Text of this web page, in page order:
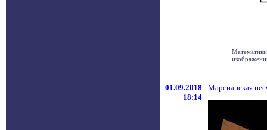
Математики
01.09.2018
18:14
Марсианская